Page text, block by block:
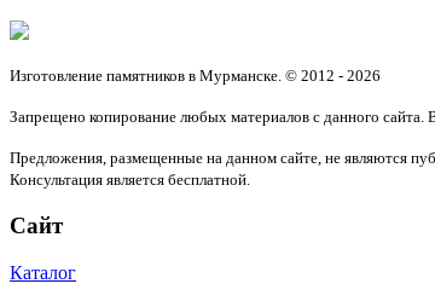
Изготовление памятников в Мурманске. © 2012 - 2026
Запрещено копирование любых материалов с данного сайта.
Предложения, размещенные на данном сайте, не являются
Консультация является бесплатной.
Сайт
Каталог